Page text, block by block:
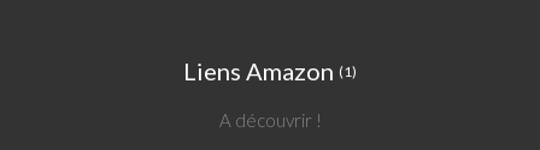
Liens Amazon (1)
A découvrir !